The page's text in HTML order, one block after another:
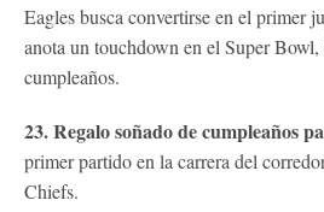
Eagles busca convertirse en el primer
anota un touchdown en el Super Bowl,
cumpleaños.
23. Regalo soñado de cumpleaños
primer partido en la carrera del
Chiefs.